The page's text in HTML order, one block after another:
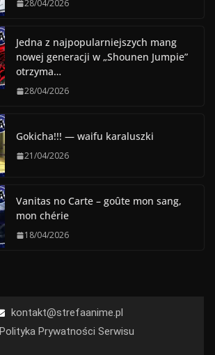
28/04/2026
Jedna z najpopularniejszych mang
nowej generacji w „Shounen Jumpie”
otrzyma…
28/04/2026
Gokicha!!! — waifu karaluszki
21/04/2026
Vanitas no Carte – goûte mon sang,
mon chérie
18/04/2026
kontakt@strefaanime.pl
Polityka Prywatności Serwisu